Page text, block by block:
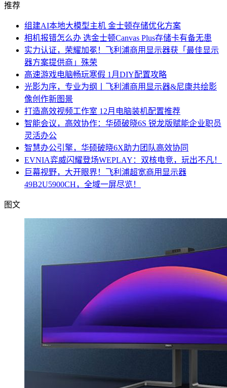
推荐
组建AI本地大模型主机 金士顿存储优化方案
相机报错怎么办 选金士顿Canvas Plus存储卡有备无患
实力认证，荣耀加冕！飞利浦商用显示器获「最佳显示
器方案提供商」殊荣
高速游戏电脑畅玩寒假 1月DIY配置攻略
光影为序，专业为纲丨飞利浦商用显示器&尼康共绘影
像创作新图景
打造高效视频工作室 12月电脑装机配置推荐
智能会议，高效协作：华硕破晓6S 锐龙版赋能企业职员
灵活办公
智慧办公引擎，华硕破晓6X助力团队高效协同
EVNIA弈威闪耀登场WEPLAY：双核电竞，玩出不凡！
巨幕视野，大开眼界！飞利浦超宽商用显示器
49B2U5900CH，全域一屏尽览！
图文